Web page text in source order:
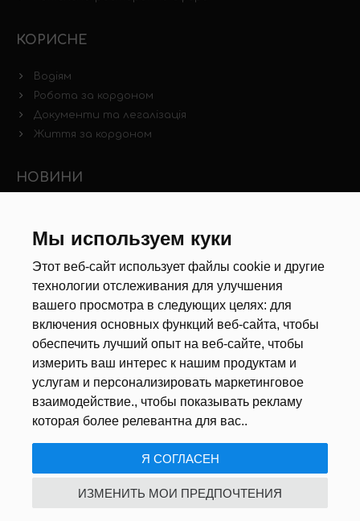
Мы используем куки
Этот веб-сайт использует файлы cookie и другие
технологии отслеживания для улучшения
вашего просмотра в следующих целях: для
включения основных функций веб-сайта, чтобы
обеспечить лучший опыт на веб-сайте, чтобы
измерить ваш интерес к нашим продуктам и
услугам и персонализировать маркетинговое
взаимодействие., чтобы показывать рекламу
которая более релевантна для вас..
Я СОГЛАСЕН
ИЗМЕНИТЬ МОИ ПРЕДПОЧТЕНИЯ
КОРИСНЕ
Водіям
Робота за кордоном
Документи та легалізація
Життя за кордоном
НОВИНИ
Інші новини
Анкета
Калькулятор дат
Документи
ПОЛІТИКА КОНФІДЕНЦІЙНОСТІ /НАЛАШТУВАННЯ ФАЙЛІВ
COOKIE